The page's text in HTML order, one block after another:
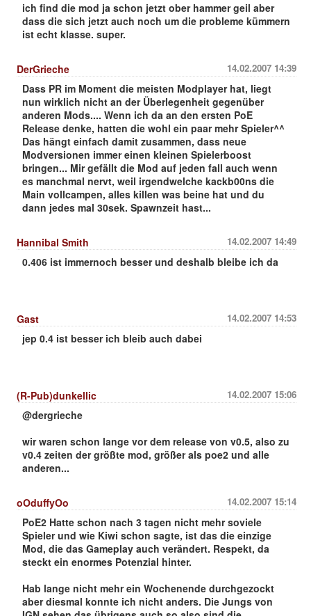
ich find die mod ja schon jetzt ober hammer geil aber
dass die sich jetzt auch noch um die probleme kümmern
ist echt klasse. super.
14.02.2007 14:39
DerGrieche
Dass PR im Moment die meisten Modplayer hat, liegt
nun wirklich nicht an der Überlegenheit gegenüber
anderen Mods.... Wenn ich da an den ersten PoE
Release denke, hatten die wohl ein paar mehr Spieler^^
Das hängt einfach damit zusammen, dass neue
Modversionen immer einen kleinen Spielerboost
bringen... Mir gefällt die Mod auf jeden fall auch wenn
es manchmal nervt, weil irgendwelche kackb00ns die
Main vollcampen, alles killen was beine hat und du
dann jedes mal 30sek. Spawnzeit hast...
14.02.2007 14:49
Hannibal Smith
0.406 ist immernoch besser und deshalb bleibe ich da
14.02.2007 14:53
Gast
jep 0.4 ist besser ich bleib auch dabei
14.02.2007 15:06
(R-Pub)dunkellic
@dergrieche
wir waren schon lange vor dem release von v0.5, also zu
v0.4 zeiten der größte mod, größer als poe2 und alle
anderen...
14.02.2007 15:14
oOduffyOo
PoE2 Hatte schon nach 3 tagen nicht mehr soviele
Spieler und wie Kiwi schon sagte, ist das die einzige
Mod, die das Gameplay auch verändert. Respekt, da
steckt ein enormes Potenzial hinter.
Hab lange nicht mehr ein Wochenende durchgezockt
aber diesmal konnte ich nicht anders. Die Jungs von